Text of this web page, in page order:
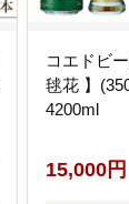
コエドビ
毬花 】
4200ml
15,000円